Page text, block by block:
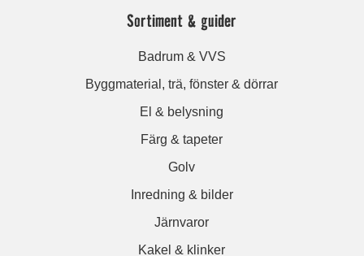
Sortiment & guider
Badrum & VVS
Byggmaterial, trä, fönster & dörrar
El & belysning
Färg & tapeter
Golv
Inredning & bilder
Järnvaror
Kakel & klinker